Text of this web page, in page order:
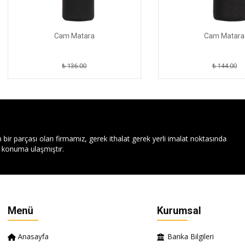
Cam Matara
₺ 136.00
Cam Matara
₺ 144.00
bir parçası olan firmamız, gerek ithalat gerek yerli imalat noktasında
ulaşmıştır.
Menü
Anasayfa
Kurumsal
Banka Bilgileri